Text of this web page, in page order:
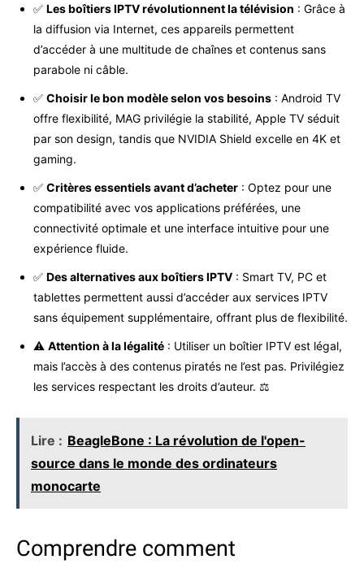
✅ Les boîtiers IPTV révolutionnent la télévision : Grâce à
la diffusion via Internet, ces appareils permettent
d’accéder à une multitude de chaînes et contenus sans
parabole ni câble.
✅ Choisir le bon modèle selon vos besoins : Android TV
offre flexibilité, MAG privilégie la stabilité, Apple TV séduit
par son design, tandis que NVIDIA Shield excelle en 4K et
gaming.
✅ Critères essentiels avant d’acheter : Optez pour une
compatibilité avec vos applications préférées, une
connectivité optimale et une interface intuitive pour une
expérience fluide. ️
✅ Des alternatives aux boîtiers IPTV : Smart TV, PC et
tablettes permettent aussi d’accéder aux services IPTV
sans équipement supplémentaire, offrant plus de flexibilité.
⚠️ Attention à la légalité : Utiliser un boîtier IPTV est légal,
mais l’accès à des contenus piratés ne l’est pas. Privilégiez
les services respectant les droits d’auteur. ⚖️
Lire : BeagleBone : La révolution de l'open-
source dans le monde des ordinateurs
monocarte
Comprendre comment